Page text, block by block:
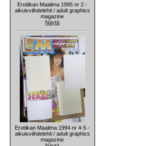
Erotiikan Maailma 1995 nr 2 -
aikuisviihdelehti / adult graphics
magazine
Näytä
Erotiikan Maailma 1994 nr 4-5 -
aikuisviihdelehti / adult graphics
magazine